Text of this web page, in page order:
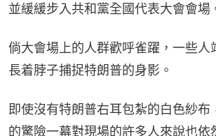
並緩緩步入共和黨全國代表大會會場
倘大會場上的人群歡呼雀躍，一些人
長着脖子捕捉特朗普的身影。
即使沒有特朗普右耳包紮的白色紗布
的驚險一幕對現場的許多人來說也依